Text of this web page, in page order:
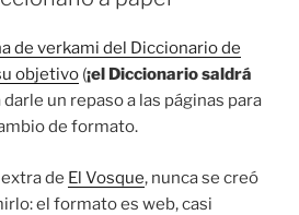
de verkami del Diccionario de
objetivo (¡el Diccionario saldrá
darle un repaso a las páginas para
de formato.
de El Vosque, nunca se creó
el formato es web, casi